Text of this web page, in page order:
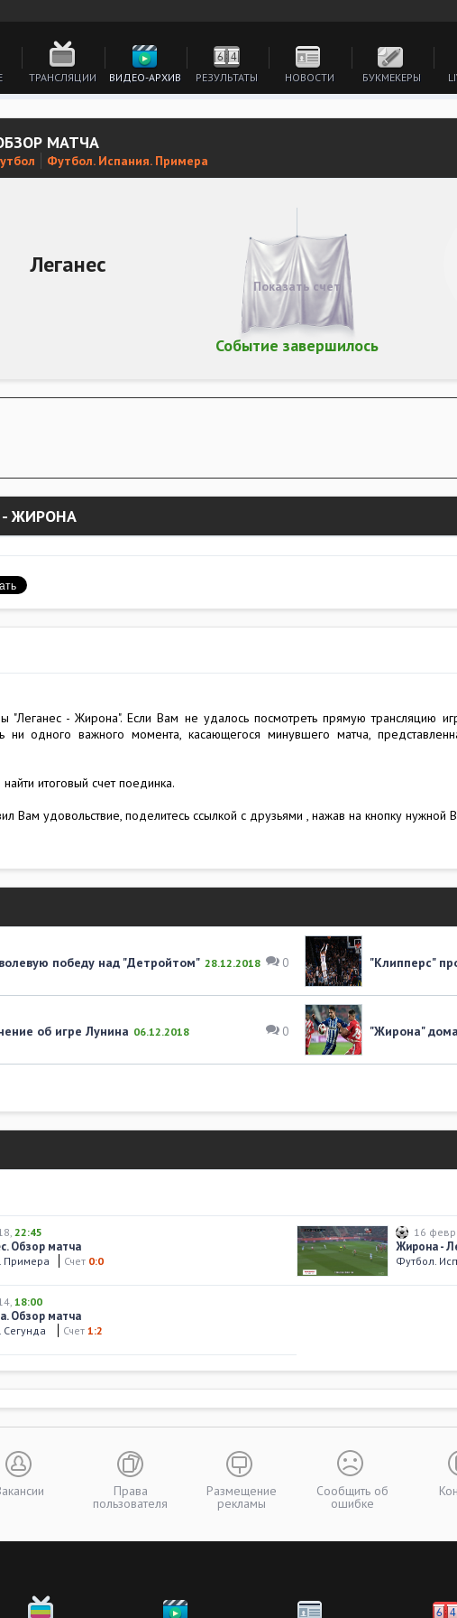
ТРАНСЛЯЦИИ ВИДЕО-АРХИВ РЕЗУЛЬТАТЫ НОВОСТИ БУКМЕКЕРЫ
МАТЧА
Футбол. Испания. Примера
Леганес
Событие завершилось
Показать счет
- ЖИРОНА
- Жирона". Если Вам не удалось посмотреть прямую трансляцию
ни одного важного момента, касающегося минувшего матча,
итоговый счет поединка.
Вам удовольствие, поделитесь ссылкой с друзьями , нажав на кнопку нужной
0
победу над "Детройтом" 28.12.2018 "Клипперс"
0
об игре Лунина 06.12.2018 "Жирона"
, 22:45
Обзор матча
Примера Счет 0:0
16
Жирона -
Футбол.
, 18:00
Обзор матча
Сегунда Счет 1:2
Права
пользователя
Размещение
рекламы
Сообщить об
ошибке